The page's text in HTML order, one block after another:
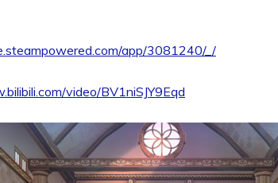
app/3081240/_/
video/BV1niSJY9Eqd